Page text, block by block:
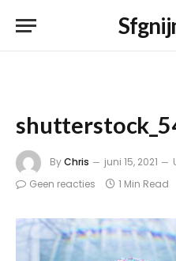
ByChris juni 15, 2021
Geen reacties
1 Min Read